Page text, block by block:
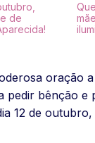
de
oração
pedir bênção e
12 de